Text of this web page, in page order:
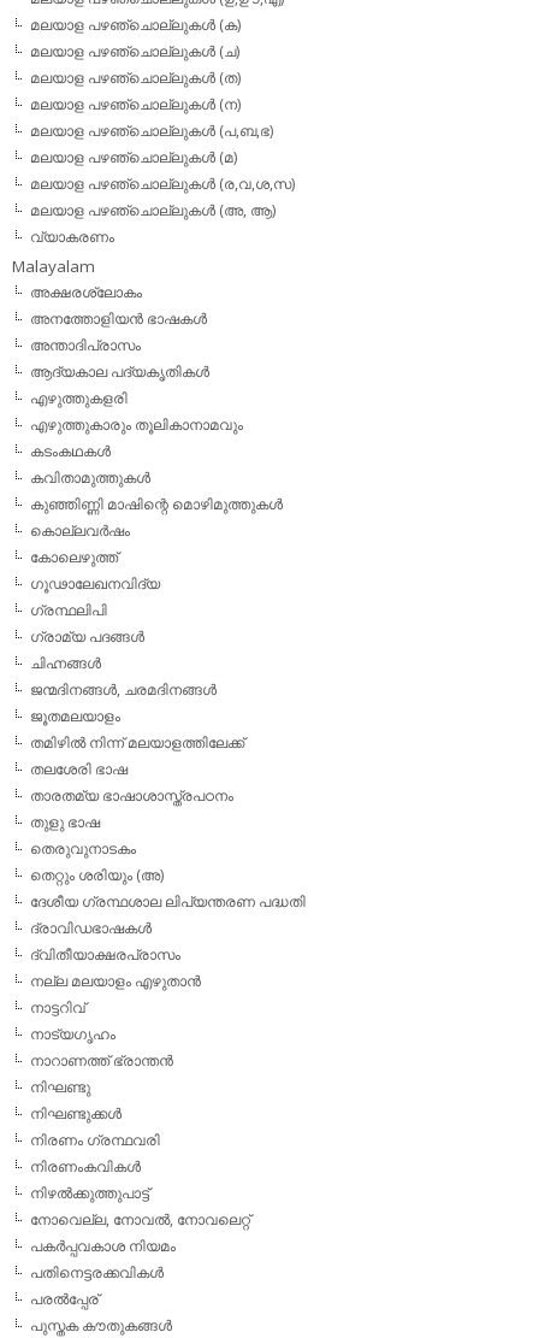
മലയാള പഴഞ്ചൊല്ലുകള്‍ (ക)
മലയാള പഴഞ്ചൊല്ലുകള്‍ (ച)
മലയാള പഴഞ്ചൊല്ലുകള്‍ (ത)
മലയാള പഴഞ്ചൊല്ലുകള്‍ (ന)
മലയാള പഴഞ്ചൊല്ലുകള്‍ (പ,ബ,ഭ)
മലയാള പഴഞ്ചൊല്ലുകള്‍ (മ)
മലയാള പഴഞ്ചൊല്ലുകള്‍ (ര,വ,ശ,സ)
മലയാള പഴഞ്ചൊല്ലുകൾ (അ, ആ)
വ്യാകരണം
Malayalam
അക്ഷരശ്ലോകം
അനത്തോളിയന്‍ ഭാഷകള്‍
അന്താദിപ്രാസം
ആദ്യകാല പദ്യകൃതികള്‍
എഴുത്തുകളരി
എഴുത്തുകാരും തൂലികാനാമവും
കടംകഥകള്‍
കവിതാമുത്തുകള്‍
കുഞ്ഞിണ്ണി മാഷിന്റെ മൊഴിമുത്തുകള്‍
കൊല്ലവര്‍ഷം
കോലെഴുത്ത്
ഗൂഢാലേഖനവിദ്യ
ഗ്രന്ഥലിപി
ഗ്രാമ്യ പദങ്ങള്‍
ചിഹ്നങ്ങള്‍
ജന്മദിനങ്ങള്‍, ചരമദിനങ്ങള്‍
ജൂതമലയാളം
തമിഴില്‍ നിന്ന് മലയാളത്തിലേക്ക്
തലശേരി ഭാഷ
താരതമ്യ ഭാഷാശാസ്ത്രപഠനം
തുളു ഭാഷ
തെരുവുനാടകം
തെറ്റും ശരിയും (അ)
ദേശീയ ഗ്രന്ഥശാല ലിപ്യന്തരണ പദ്ധതി
ദ്രാവിഡഭാഷകള്‍
ദ്വിതീയാക്ഷരപ്രാസം
നല്ല മലയാളം എഴുതാന്‍
നാട്ടറിവ്
നാട്യഗൃഹം
നാറാണത്ത് ഭ്രാന്തന്‍
നിഘണ്ടു
നിഘണ്ടുക്കള്‍
നിരണം ഗ്രന്ഥവരി
നിരണംകവികള്‍
നിഴല്‍ക്കുത്തുപാട്ട്
നോവെല്ല, നോവല്‍, നോവലെറ്റ്
പകര്‍പ്പവകാശ നിയമം
പതിനെട്ടരക്കവികള്‍
പരല്‍പ്പേര്
പുസ്തക കൗതുകങ്ങള്‍